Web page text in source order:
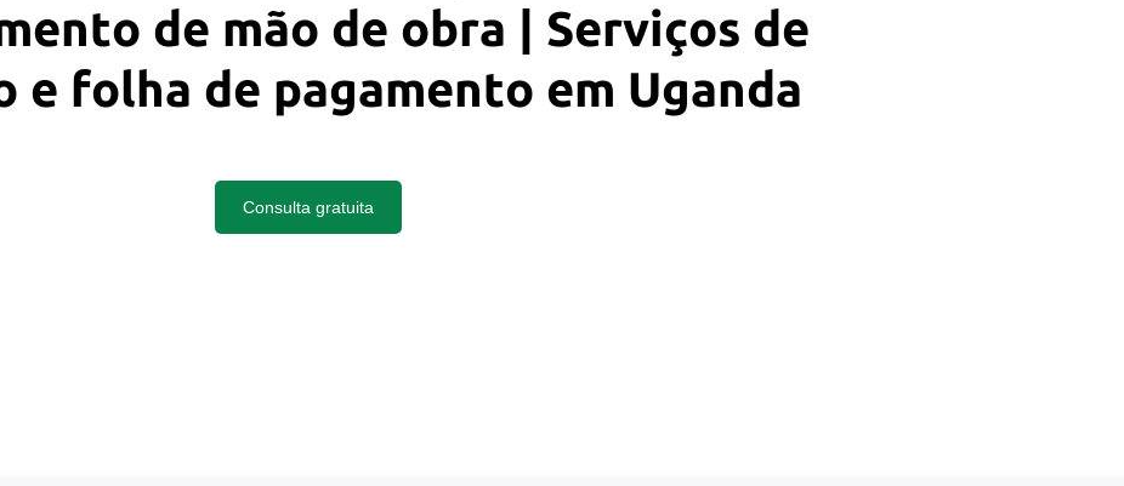
de mão de obra | Serviços de
e folha de pagamento em Uganda
Consulta gratuita